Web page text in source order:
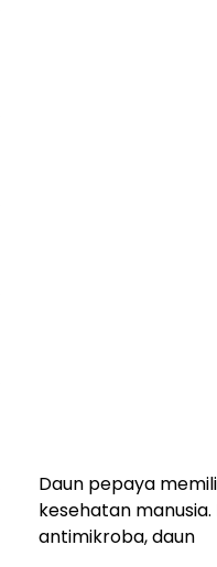
Daun pepaya
kesehatan
antimikroba, daun